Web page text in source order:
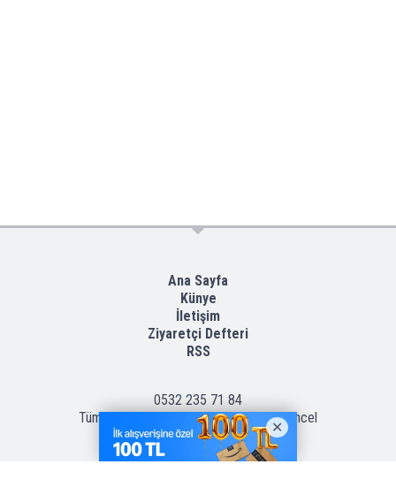
Ana Sayfa
Künye
İletişim
Ziyaretçi Defteri
RSS
0532 235 71 84
Tüm Hakları Saklıdır © 2016Gazete Güncel